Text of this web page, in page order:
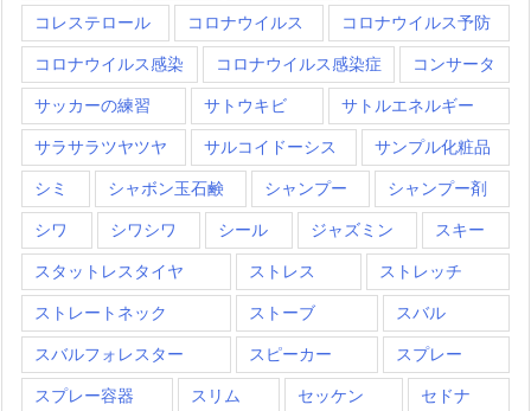
コレステロール コロナウイルス コロナウイルス予防
コロナウイルス感染 コロナウイルス感染症 コンサータ
サッカーの練習 サトウキビ サトルエネルギー
サラサラツヤツヤ サルコイドーシス サンプル化粧品
シミ シャボン玉石鹸 シャンプー シャンプー剤
シワ シワシワ シール ジャズミン スキー
スタットレスタイヤ ストレス ストレッチ
ストレートネック ストーブ スバル
スバルフォレスター スピーカー スプレー
スプレー容器 スリム セッケン セドナ